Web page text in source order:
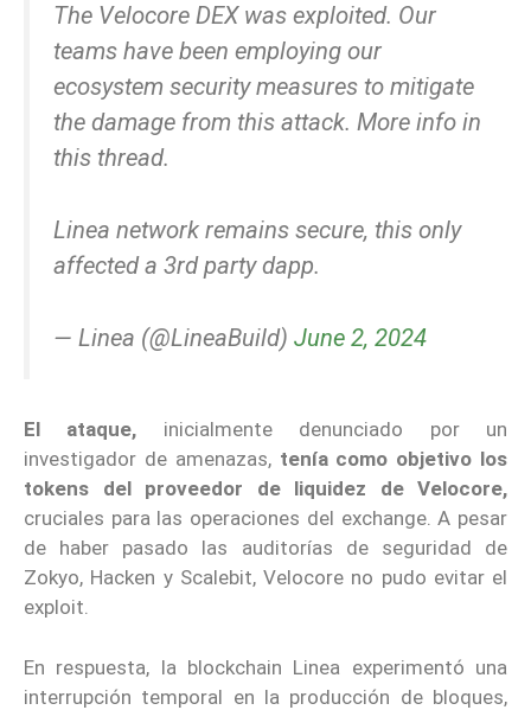
The Velocore DEX was exploited. Our
teams have been employing our
ecosystem security measures to mitigate
the damage from this attack. More info in
this thread.
Linea network remains secure, this only
affected a 3rd party dapp.
— Linea (@LineaBuild) June 2, 2024
El ataque, inicialmente denunciado por un
investigador de amenazas, tenía como objetivo los
tokens del proveedor de liquidez de Velocore,
cruciales para las operaciones del exchange. A pesar
de haber pasado las auditorías de seguridad de
Zokyo, Hacken y Scalebit, Velocore no pudo evitar el
exploit.
En respuesta, la blockchain Linea experimentó una
interrupción temporal en la producción de bloques,